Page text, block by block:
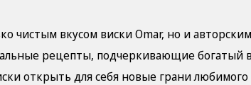
чистым вкусом виски Omar, но и
рецепты, подчеркивающие богатый
открыть для себя новые грани